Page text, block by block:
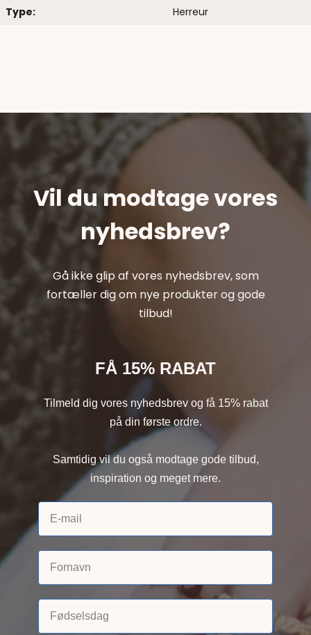
Type: Herreur
Vil du modtage vores
nyhedsbrev?
Gå ikke glip af vores nyhedsbrev, som
fortæller dig om nye produkter og gode
tilbud!
FÅ 15% RABAT
Tilmeld dig vores nyhedsbrev og få 15% rabat
på din første ordre.
Samtidig vil du også modtage gode tilbud,
inspiration og meget mere.